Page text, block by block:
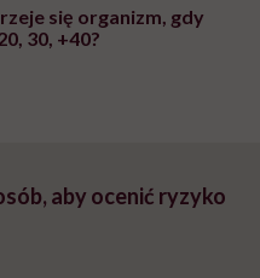
się organizm, gdy
30, +40?
aby ocenić ryzyko